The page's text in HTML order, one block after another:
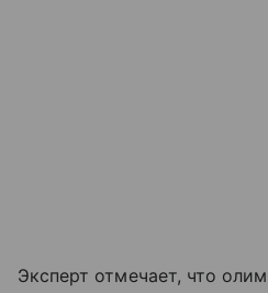
Эксперт отмечает, что